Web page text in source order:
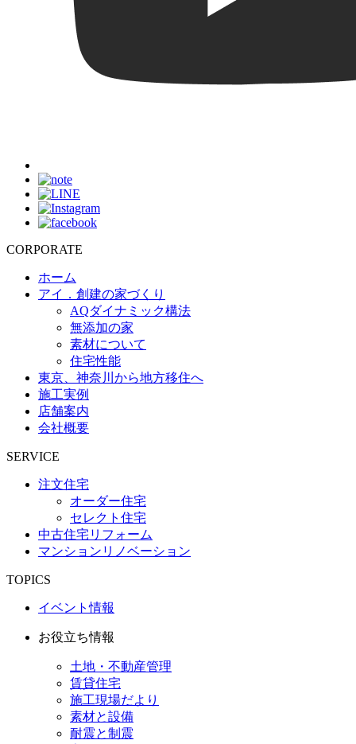
CORPORATE
ホーム
アイ．創建の家づくり
AQダイナミック構法
無添加の家
素材について
住宅性能
東京、神奈川から地方移住へ
施工実例
店舗案内
会社概要
SERVICE
注文住宅
オーダー住宅
セレクト住宅
中古住宅リフォーム
マンションリノベーション
TOPICS
イベント情報
お役立ち情報
土地・不動産管理
賃貸住宅
施工現場だより
素材と設備
耐震と制震